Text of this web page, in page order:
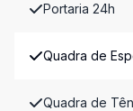
Portaria 24h
Quadra de
Quadra de